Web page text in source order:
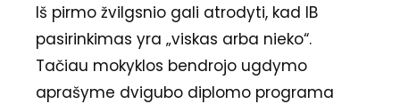
Iš pirmo žvilgsnio gali atrodyti, kad IB
pasirinkimas yra „viskas arba nieko“.
Tačiau mokyklos bendrojo ugdymo
aprašyme dvigubo diplomo programa